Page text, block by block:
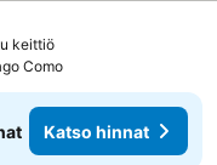
keittiö
Como
Katso hinnat